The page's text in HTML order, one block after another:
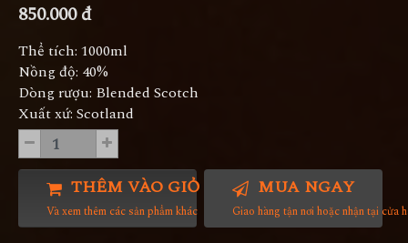
850.000 đ
Thể tích: 1000ml
Nồng độ: 40%
Dòng rượu: Blended Scotch
Xuất xứ: Scotland
THÊM VÀO GIỎ HÀNG
Và xem thêm các sản phẩm khác
MUA NGAY
Giao hàng tận nơi hoặc nhận tại cửa